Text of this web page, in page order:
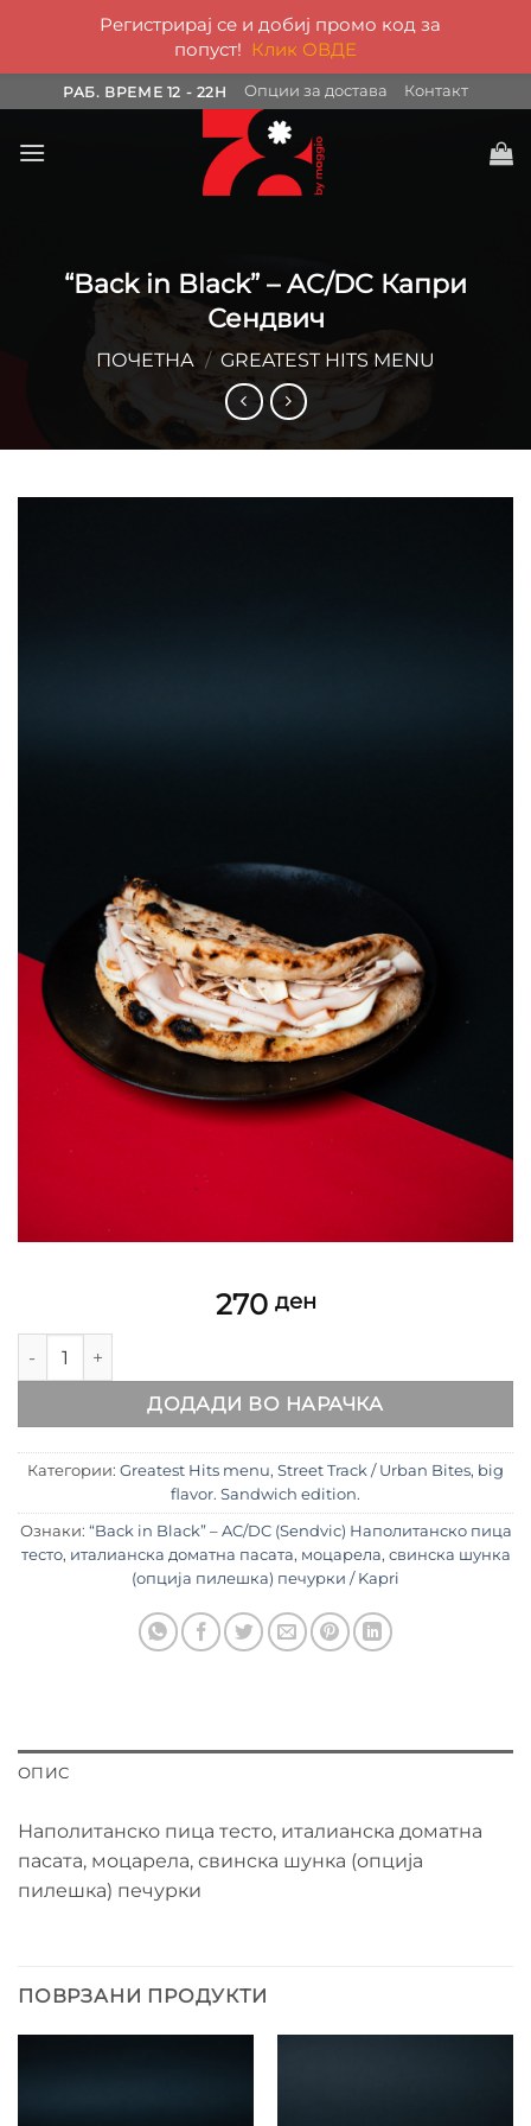
to
content
РАБ. ВРЕМЕ 12 - 22H Опции за достава Контакт
“Back in Black” – AC/DC Капри
Сендвич
ПОЧЕТНА / GREATEST HITS MENU
270 ден
“Back in Black” – AC/DC Капри Сендвич количина
ДОДАДИ ВО НАРАЧКА
Категории: Greatest Hits menu, Street Track / Urban Bites, big
flavor. Sandwich edition.
Ознаки: “Back in Black” – AC/DC (Sendvic) Наполитанско пица
тесто, италианска доматна пасата, моцарела, свинска шунка
(опција пилешка) печурки / Kapri
ОПИС
Наполитанско пица тесто, италианска доматна
пасата, моцарела, свинска шунка (опција
пилешка) печурки
ПОВРЗАНИ ПРОДУКТИ
Регистрирај се и добиј промо код за
попуст! Клик ОВДЕ